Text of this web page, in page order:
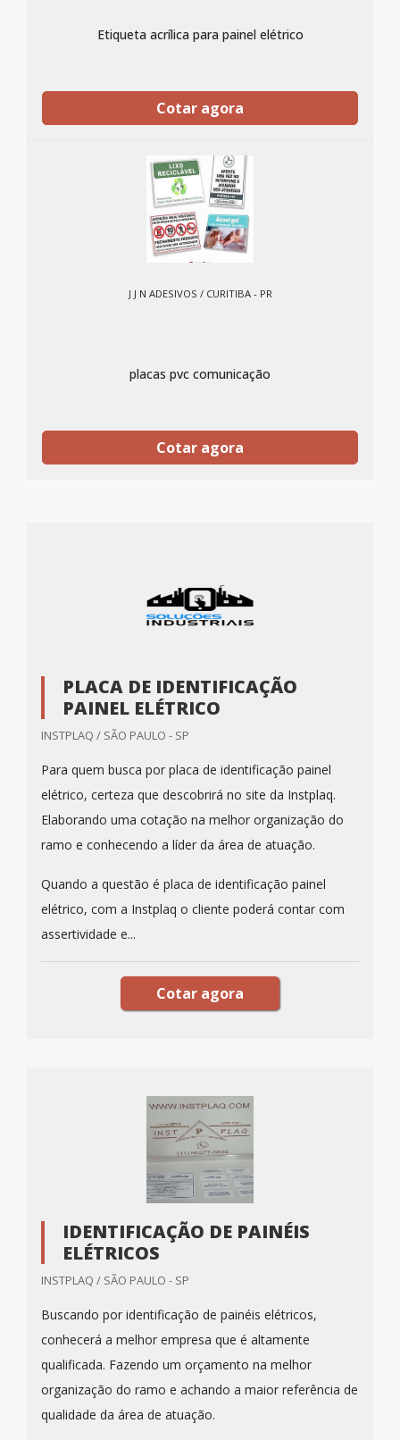
Etiqueta acrílica para painel elétrico
Cotar agora
J J N ADESIVOS / CURITIBA - PR
placas pvc comunicação
Cotar agora
PLACA DE IDENTIFICAÇÃO
PAINEL ELÉTRICO
INSTPLAQ / SÃO PAULO - SP
Para quem busca por placa de identificação painel
elétrico, certeza que descobrirá no site da Instplaq.
Elaborando uma cotação na melhor organização do
ramo e conhecendo a líder da área de atuação.
Quando a questão é placa de identificação painel
elétrico, com a Instplaq o cliente poderá contar com
assertividade e...
Cotar agora
IDENTIFICAÇÃO DE PAINÉIS
ELÉTRICOS
INSTPLAQ / SÃO PAULO - SP
Buscando por identificação de painéis elétricos,
conhecerá a melhor empresa que é altamente
qualificada. Fazendo um orçamento na melhor
organização do ramo e achando a maior referência de
qualidade da área de atuação.